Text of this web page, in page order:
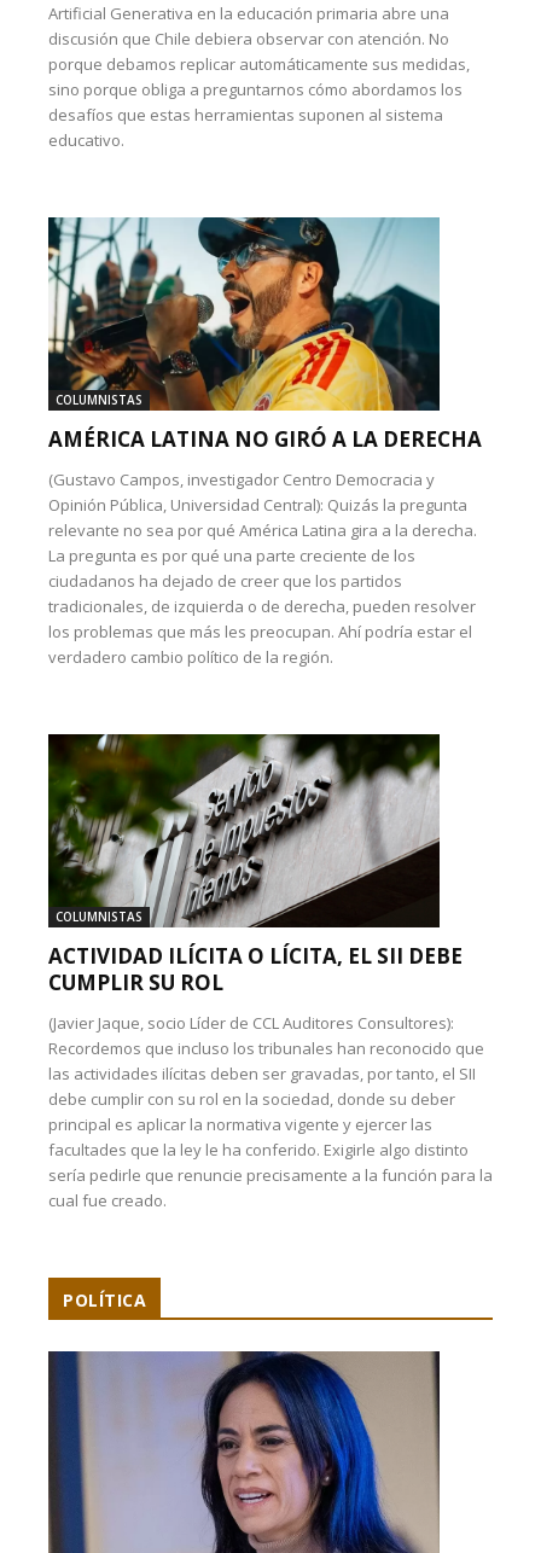
Artificial Generativa en la educación primaria abre una
discusión que Chile debiera observar con atención. No
porque debamos replicar automáticamente sus medidas,
sino porque obliga a preguntarnos cómo abordamos los
desafíos que estas herramientas suponen al sistema
educativo.
COLUMNISTAS
AMÉRICA LATINA NO GIRÓ A LA DERECHA
(Gustavo Campos, investigador Centro Democracia y
Opinión Pública, Universidad Central): Quizás la pregunta
relevante no sea por qué América Latina gira a la derecha.
La pregunta es por qué una parte creciente de los
ciudadanos ha dejado de creer que los partidos
tradicionales, de izquierda o de derecha, pueden resolver
los problemas que más les preocupan. Ahí podría estar el
verdadero cambio político de la región.
COLUMNISTAS
ACTIVIDAD ILÍCITA O LÍCITA, EL SII DEBE
CUMPLIR SU ROL
(Javier Jaque, socio Líder de CCL Auditores Consultores):
Recordemos que incluso los tribunales han reconocido que
las actividades ilícitas deben ser gravadas, por tanto, el SII
debe cumplir con su rol en la sociedad, donde su deber
principal es aplicar la normativa vigente y ejercer las
facultades que la ley le ha conferido. Exigirle algo distinto
sería pedirle que renuncie precisamente a la función para la
cual fue creado.
POLÍTICA